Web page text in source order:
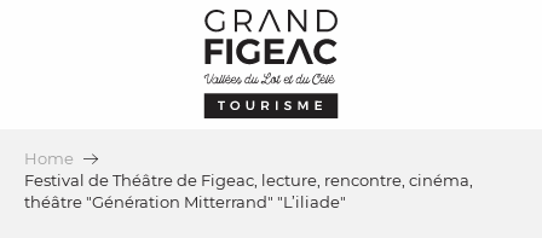
Home
Festival de Théâtre de Figeac, lecture, rencontre, cinéma,
théâtre "Génération Mitterrand" "L’iliade"